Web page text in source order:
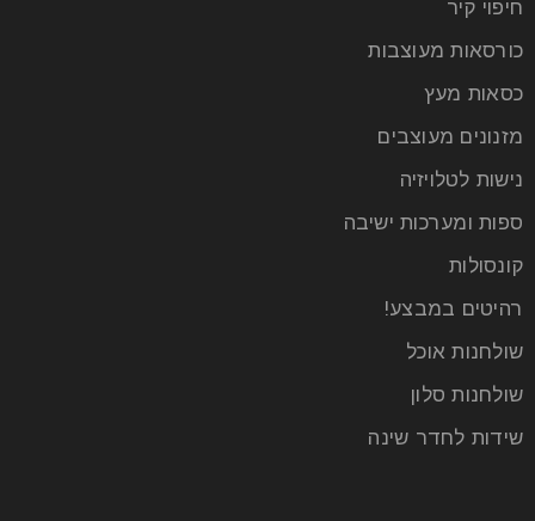
עיצוב חדר האמבטיה: איך ליצור מרחב
22 יונ
חדר האמבטיה הוא הרבה יותר מאשר חלל פונקציונלי
בלבד – הוא מהווה מקום מפלט אישי שבו אנו מתחילים
חיפוי קיר
כורסאות מעוצבות
כסאות מעץ
מזנונים מעוצבים
נישות לטלויזיה
ספות ומערכות ישיבה
קונסולות
רהיטים במבצע!
שולחנות אוכל
שולחנות סלון
שידות לחדר שינה